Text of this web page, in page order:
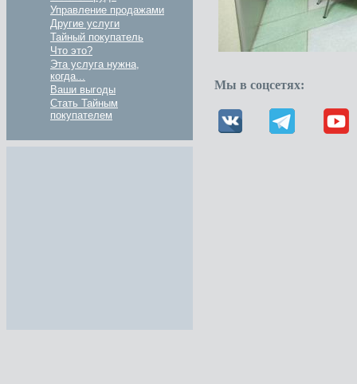
Управление продажами
Другие услуги
Тайный покупатель
Что это?
Эта услуга нужна,
когда...
Ваши выгоды
Стать Тайным
покупателем
Мы в соцсетях: